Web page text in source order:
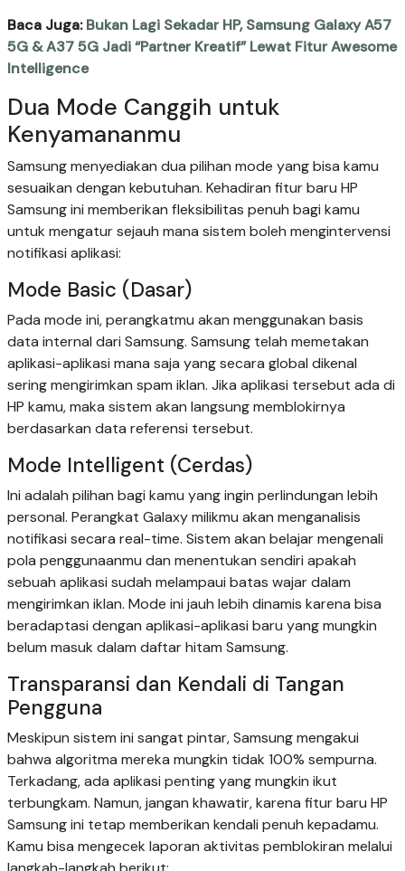
Baca Juga:Bukan Lagi Sekadar HP, Samsung Galaxy A57
5G & A37 5G Jadi “Partner Kreatif” Lewat Fitur Awesome
Intelligence
Dua Mode Canggih untuk
Kenyamananmu
Samsung menyediakan dua pilihan mode yang bisa kamu
sesuaikan dengan kebutuhan. Kehadiran fitur baru HP
Samsung ini memberikan fleksibilitas penuh bagi kamu
untuk mengatur sejauh mana sistem boleh mengintervensi
notifikasi aplikasi:
Mode Basic (Dasar)
Pada mode ini, perangkatmu akan menggunakan basis
data internal dari Samsung. Samsung telah memetakan
aplikasi-aplikasi mana saja yang secara global dikenal
sering mengirimkan spam iklan. Jika aplikasi tersebut ada di
HP kamu, maka sistem akan langsung memblokirnya
berdasarkan data referensi tersebut.
Mode Intelligent (Cerdas)
Ini adalah pilihan bagi kamu yang ingin perlindungan lebih
personal. Perangkat Galaxy milikmu akan menganalisis
notifikasi secara real-time. Sistem akan belajar mengenali
pola penggunaanmu dan menentukan sendiri apakah
sebuah aplikasi sudah melampaui batas wajar dalam
mengirimkan iklan. Mode ini jauh lebih dinamis karena bisa
beradaptasi dengan aplikasi-aplikasi baru yang mungkin
belum masuk dalam daftar hitam Samsung.
Transparansi dan Kendali di Tangan
Pengguna
Meskipun sistem ini sangat pintar, Samsung mengakui
bahwa algoritma mereka mungkin tidak 100% sempurna.
Terkadang, ada aplikasi penting yang mungkin ikut
terbungkam. Namun, jangan khawatir, karena fitur baru HP
Samsung ini tetap memberikan kendali penuh kepadamu.
Kamu bisa mengecek laporan aktivitas pemblokiran melalui